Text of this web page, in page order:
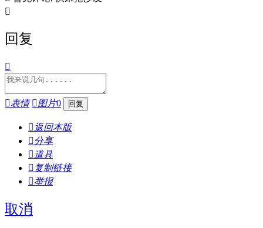

回复

表情 图片0
 返回本版
分享
 道具
 复制链接
举报
取消